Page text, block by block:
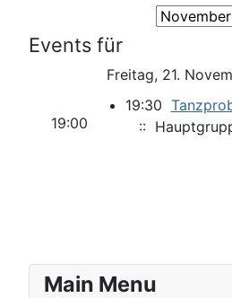
Events für
Freitag, 21.
19:00
19:30
::
Main Menu